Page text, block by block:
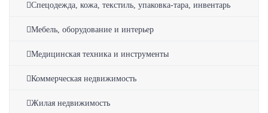
Спецодежда, кожа, текстиль, упаковка-тара, инвентарь
Мебель, оборудование и интерьер
Медицинская техника и инструменты
Коммерческая недвижимость
Жилая недвижимость